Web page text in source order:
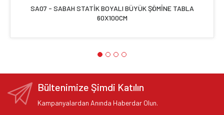
SA07 - SABAH STATİK BOYALI BÜYÜK ŞÖMİNE TABLA
60X100CM
Bültenimize Şimdi Katılın
Kampanyalardan Anında Haberdar Olun.